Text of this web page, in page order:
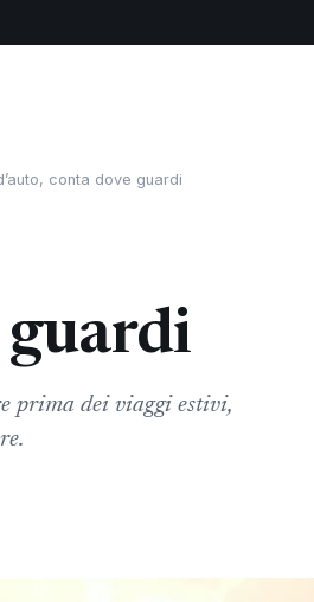
conta dove guardi
guardi
prima dei viaggi estivi,